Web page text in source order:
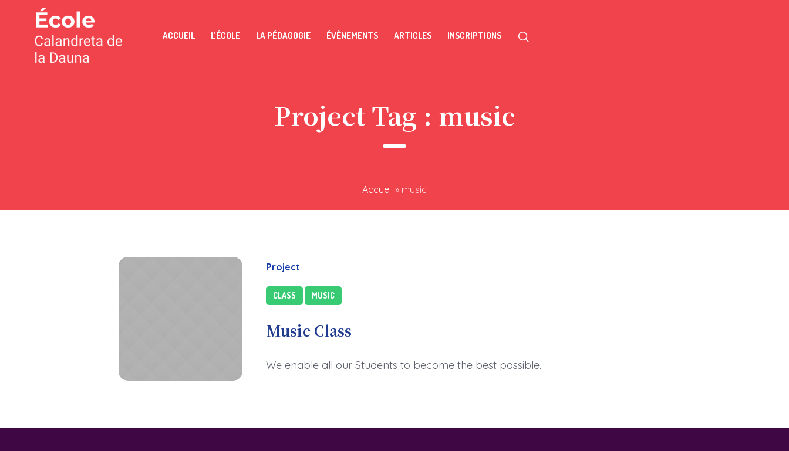
ACCUEIL L’ÉCOLE LA PÉDAGOGIE ÉVÈNEMENTS ARTICLES INSCRIPTIONS
Project Tag : music
Accueil » music
Project
CLASS MUSIC
Music Class
We enable all our Students to become the best possible.